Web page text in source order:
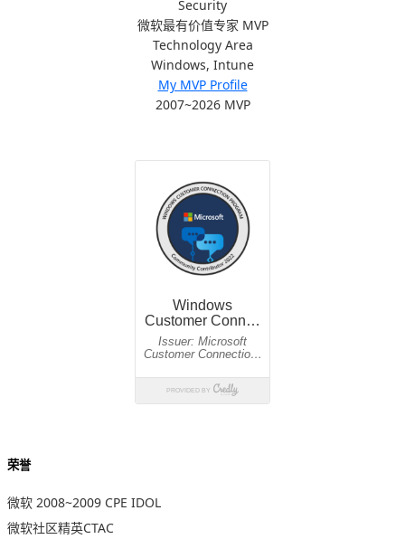
Security
微软最有价值专家 MVP
Technology Area
Windows, Intune
My MVP Profile
2007~2026 MVP
荣誉
微软 2008~2009 CPE IDOL
微软社区精英CTAC